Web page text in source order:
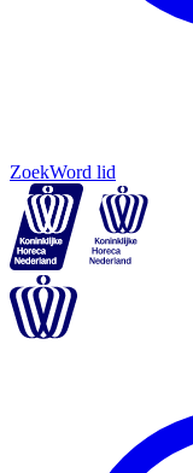
ZoekWord lid